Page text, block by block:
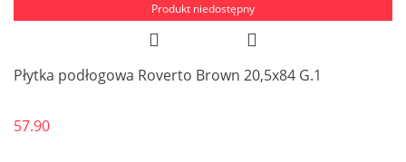
Produkt niedostępny
Płytka podłogowa Roverto Brown 20,5x84 G.1
57.90